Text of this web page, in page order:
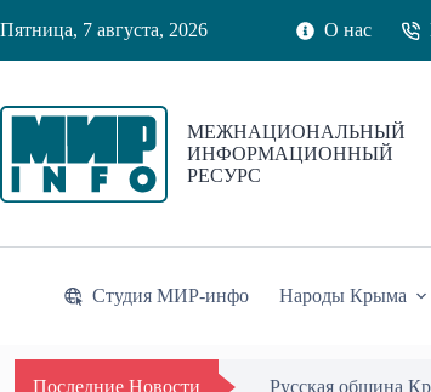
к
Пятница, 7 августа, 2026 О нас
МЕЖНАЦИОНАЛЬНЫЙ
ИНФОРМАЦИОННЫЙ
РЕСУРС
Студия МИР-инфо Народы Крыма
Последние Новости Русская община